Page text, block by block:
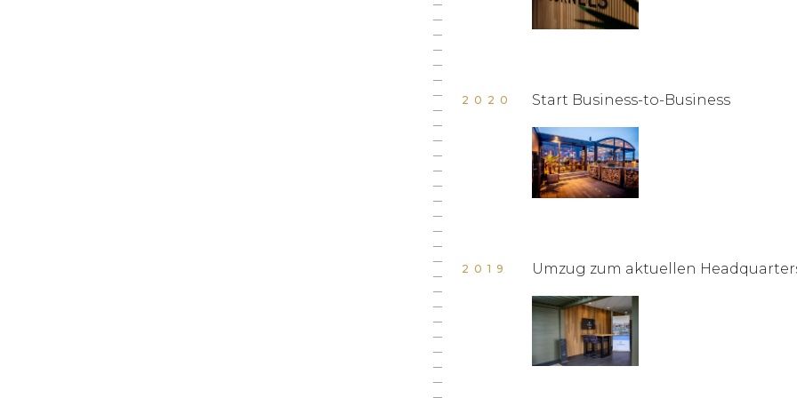
2020 Start Business-to-Business
2019 Umzug zum aktuellen